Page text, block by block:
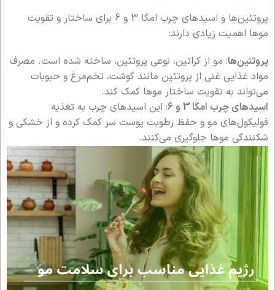
پروتئین‌ها و اسیدهای چرب امگا 3 و 6 برای ساختار و تقویت
موها اهمیت زیادی دارند:
پروتئین‌ها: مو از کراتین، نوعی پروتئین، ساخته شده است. مصرف
مواد غذایی غنی از پروتئین مانند گوشت، تخم‌مرغ و حبوبات
می‌تواند به تقویت ساختار موها کمک کند.
اسیدهای چرب امگا 3 و 6
: این اسیدهای چرب به تغذیه
فولیکول‌های مو و حفظ رطوبت پوست سر کمک کرده و از خشکی و
شکنندگی موها جلوگیری می‌کنند.